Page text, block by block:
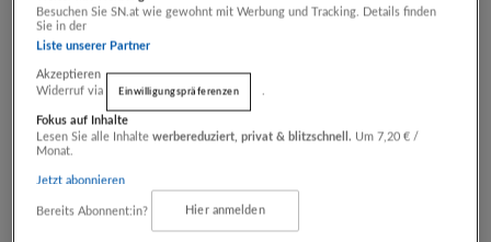
Gebotsstand:
€ 0,00
- Artikel endet in -
00
Besuchen Sie SN.at wie gewohnt mit Werbung und Tracking. Details finden
Sie in der
Liste unserer Partner
Akzeptieren
Widerruf via Einwilligungspräferenzen .
Fokus auf Inhalte
Lesen Sie alle Inhaltewerbereduziert, privat & blitzschnell. Um 7,20 € /
Monat.
Jetzt abonnieren
Bereits Abonnent:in? Hier anmelden